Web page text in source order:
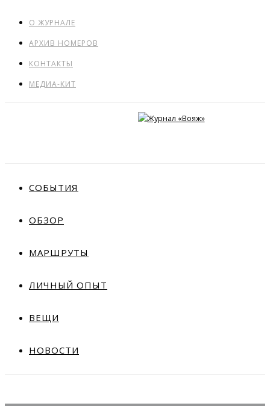
О ЖУРНАЛЕ
АРХИВ НОМЕРОВ
КОНТАКТЫ
МЕДИА-КИТ
СОБЫТИЯ
ОБЗОР
МАРШРУТЫ
ЛИЧНЫЙ ОПЫТ
ВЕЩИ
НОВОСТИ